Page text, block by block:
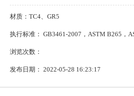
材质：TC4、GR5
浏览次数：
发布日期： 2022-05-28 16:23:17